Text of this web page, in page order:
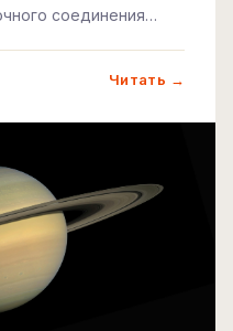
соединения
Читать →